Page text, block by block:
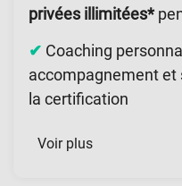
privées illimitées*
✔ Coaching
accompagnement et
la certification
Voir plus